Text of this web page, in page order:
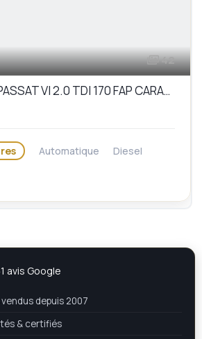
42
VOLKSWAGEN PASSAT VI 2.0 TDI 170 FAP CARAT DSG
Automatique Diesel
avis Google
depuis 2007
& certifiés